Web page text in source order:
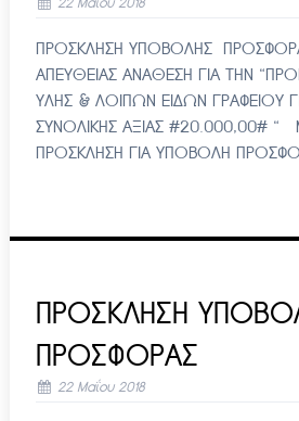
ΠΡΟΣΚΛΗΣΗ ΥΠΟΒΟΛΗΣ
ΑΠΕΥΘΕΙΑΣ ΑΝΑΘΕΣΗ ΓΙΑ ΤΗΝ
ΥΛΗΣ & ΛΟΙΠΩΝ ΕΙΔΩΝ ΓΡΑΦΕΙΟΥ
ΣΥΝΟΛΙΚΗΣ ΑΞΙΑΣ #20.000,00# “
ΠΡΟΣΚΛΗΣΗ ΓΙΑ ΥΠΟΒΟΛΗ
ΠΡΟΣΚΛΗΣΗ
ΠΡΟΣΦΟΡΑΣ
22 Μαΐου 2018